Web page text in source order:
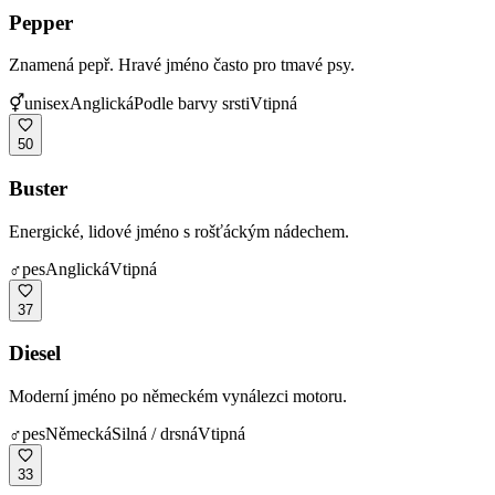
Pepper
Znamená pepř. Hravé jméno často pro tmavé psy.
⚥unisexAnglickáPodle barvy srstiVtipná
50
Buster
Energické, lidové jméno s rošťáckým nádechem.
♂pesAnglickáVtipná
37
Diesel
Moderní jméno po německém vynálezci motoru.
♂pesNěmeckáSilná / drsnáVtipná
33